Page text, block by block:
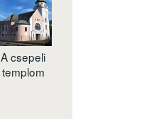
A csepeli
templom